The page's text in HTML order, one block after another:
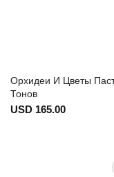
Орхидеи И Цветы
Тонов
USD 165.00